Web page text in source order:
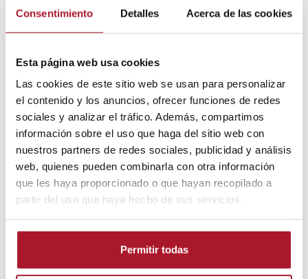
Consentimiento Detalles Acerca de las cookies
Esta página web usa cookies
Las cookies de este sitio web se usan para personalizar
el contenido y los anuncios, ofrecer funciones de redes
sociales y analizar el tráfico. Además, compartimos
información sobre el uso que haga del sitio web con
nuestros partners de redes sociales, publicidad y análisis
web, quienes pueden combinarla con otra información
que les haya proporcionado o que hayan recopilado a
partir del uso que haya hecho de sus servicios.
Permitir todas
22 de julio de 2026 Seguridad vial
PRL en vehículos industriales: cómo
contrato de renting
La PRL en vehículos industriales empieza mucho antes de que el
vehículo salga a trabajar. Empieza en la elección de la flota, en
el tipo de contrato, en el mantenimiento incluido y en la...
IR AL BLOG